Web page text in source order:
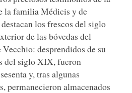
la familia Médicis y de
los frescos del siglo
de las bóvedas del
desprendidos de su
del siglo XIX, fueron
y, tras algunas
permanecieron almacenados